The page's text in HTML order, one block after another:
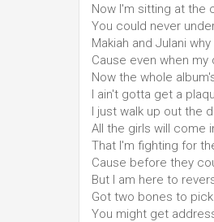
Now I'm sitting at the
You could never
Makiah and Julani why
Cause even when
Now the whole
I ain't gotta get a
I just walk up out the
All the girls will come
That I'm fighting for
Cause before they
But I am here to
Got two bones to
You might get